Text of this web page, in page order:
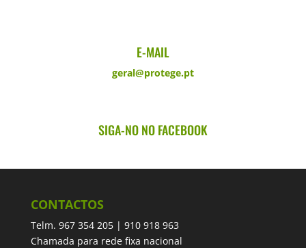
E-MAIL
geral@protege.pt
SIGA-NO NO FACEBOOK
CONTACTOS
Telm. 967 354 205| 910 918 963
Chamada para rede fixa nacional